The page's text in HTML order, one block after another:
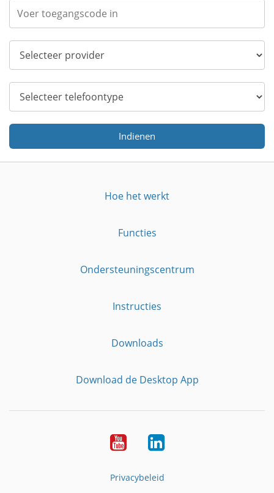
Indienen
Hoe het werkt
Functies
Ondersteuningscentrum
Instructies
Downloads
Download de Desktop App
YouTubeLinkedIn
Privacybeleid